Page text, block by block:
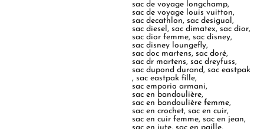
sac de voyage longchamp,
sac de voyage louis vuitton,
sac decathlon,sac desigual,
sac diesel,sac dimatex,sac dior,
sac dior femme,sac disney,
sac disney loungefly,
sac doc martens,sac doré,
sac dr martens,sac dreyfuss,
sac dupond durand,sac eastpak
,sac eastpak fille,
sac emporio armani,
sac en bandoulière,
sac en bandoulière femme,
sac en crochet,sac en cuir,
sac en cuir femme,sac en jean,